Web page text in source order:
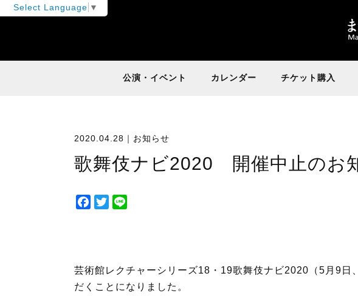
Select Language ▼
公演・イベント カレンダー チケット購入
2020.04.28｜ お知らせ
歌舞伎ナビ2020 開催中止のお
F
o
o
T
e
r
芸術館レクチャーシリーズ18・19歌舞伎ナビ2020（5月9日
だくことになりました。